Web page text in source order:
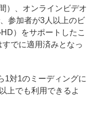
）、オンラインビデオ
参加者が3人以上のビ
）をサポートしたこ
でに適用済みとなっ
対1のミーディングに
上でも利用できるよ